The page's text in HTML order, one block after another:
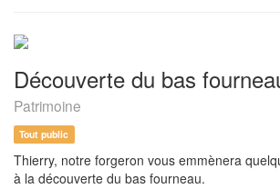
Découverte du bas
Patrimoine
Tout public
Thierry, notre forgeron vous emmènera
à la découverte du bas fourneau.